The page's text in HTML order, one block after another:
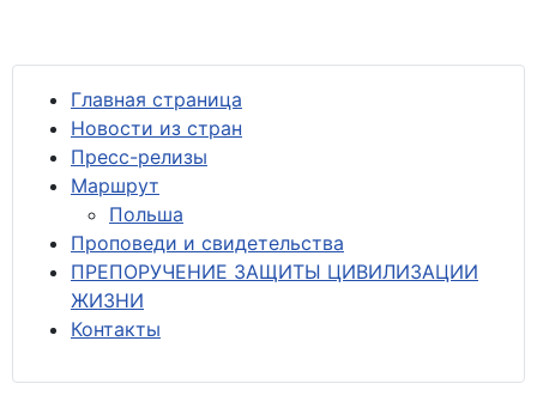
Главная страница
Новости из стран
Пресс-релизы
Маршрут
Польша
Проповеди и свидетельства
ПРЕПОРУЧЕНИЕ ЗАЩИТЫ ЦИВИЛИЗАЦИИ
ЖИЗНИ
Контакты